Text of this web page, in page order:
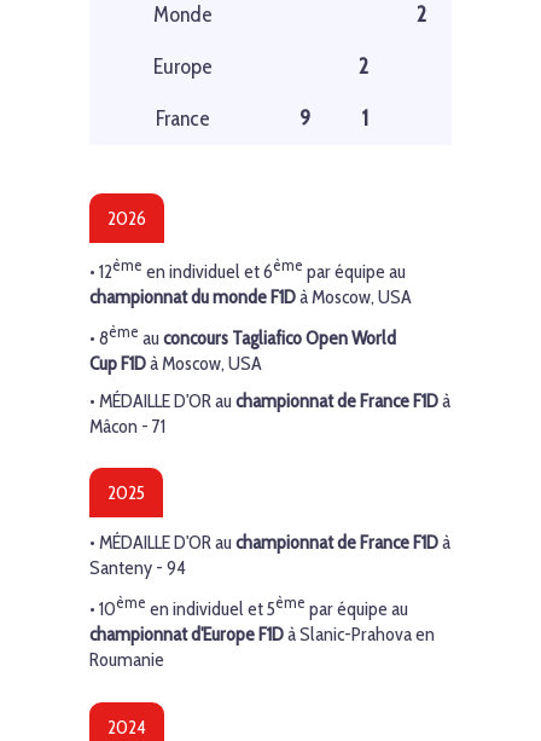
Monde
2
Europe
2
France
9 1
2026
• 12ème en individuel et 6ème par équipe au
championnat du monde F1Dà Moscow, USA
• 8ème au concours Tagliafico Open World
Cup F1Dà Moscow, USA
• MÉDAILLE D'OR au championnat de France F1Dà
Mâcon - 71
2025
• MÉDAILLE D'OR au championnat de France F1Dà
Santeny - 94
• 10ème en individuel et5ème par équipe au
championnat d'Europe F1Dà Slanic-Prahova en
Roumanie
2024